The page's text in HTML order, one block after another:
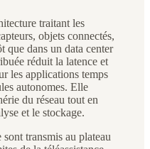
traitant les
objets connectés,
que dans un data center
réduit la latence et
les applications temps
autonomes. Elle
du réseau tout en
et le stockage.
transmis au plateau